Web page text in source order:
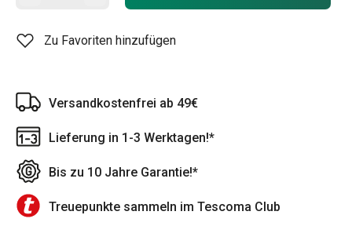
Zu Favoriten hinzufügen
Versandkostenfrei ab 49€
Lieferung in 1-3 Werktagen!*
Bis zu 10 Jahre Garantie!*
Treuepunkte sammeln im Tescoma Club